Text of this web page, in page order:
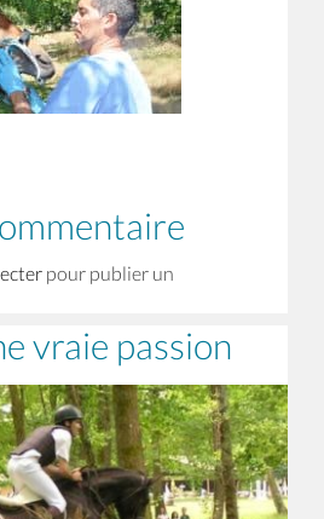
pour publier un
vraie passion